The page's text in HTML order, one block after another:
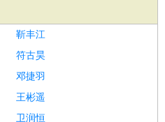
靳丰江
符古昊
邓捷羽
王彬遥
卫润恒